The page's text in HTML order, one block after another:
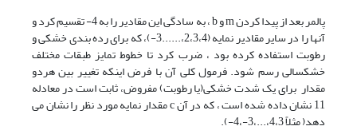
پالمر بعد از پیدا کردن m و b ، به سادگی این مقادیر را به 4- تقسیم کرد و
آنها را در سایر مقادیر نمایه (2،3،4،......3-)، که برای رده بندی خشکی و
رطوبت استفاده کرده بود ، ضرب کرد تا خطوط تمایز طبقات مختلف
خشکسالی رسم شود. فرمول کلی آن با فرض اینکه تغییر بین هردو
مقدار برای یک شدت خشکی(یا رطوبت) مفروض، ثابت است در معادله
11 نشان داده شده است ، که در آن c مقدار نمایه مورد نظر را نشان می
دهد( مثلاً 4،3،...،3-،4-).